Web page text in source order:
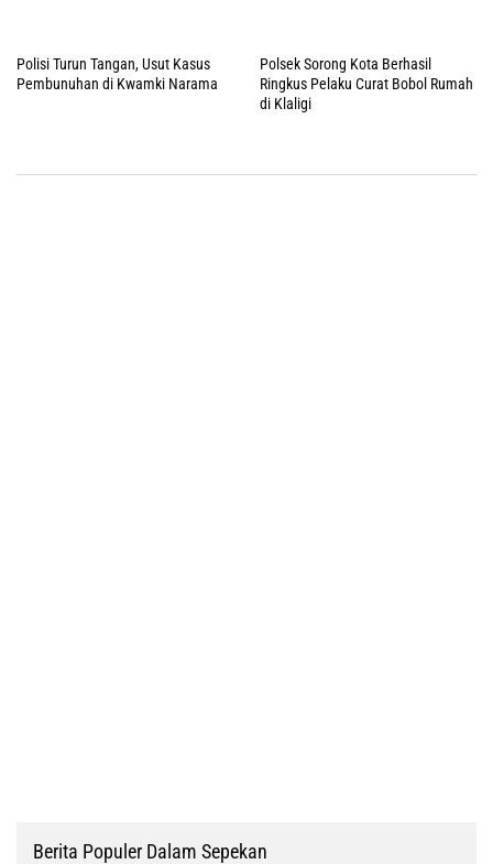
Polisi Turun Tangan, Usut Kasus
Pembunuhan di Kwamki Narama
Polsek Sorong Kota Berhasil
Ringkus Pelaku Curat Bobol Rumah
di Klaligi
Berita Populer Dalam Sepekan